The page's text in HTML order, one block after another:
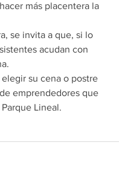
más placentera la
se invita a que, si lo
acudan con
su cena o postre
emprendedores que
Lineal.